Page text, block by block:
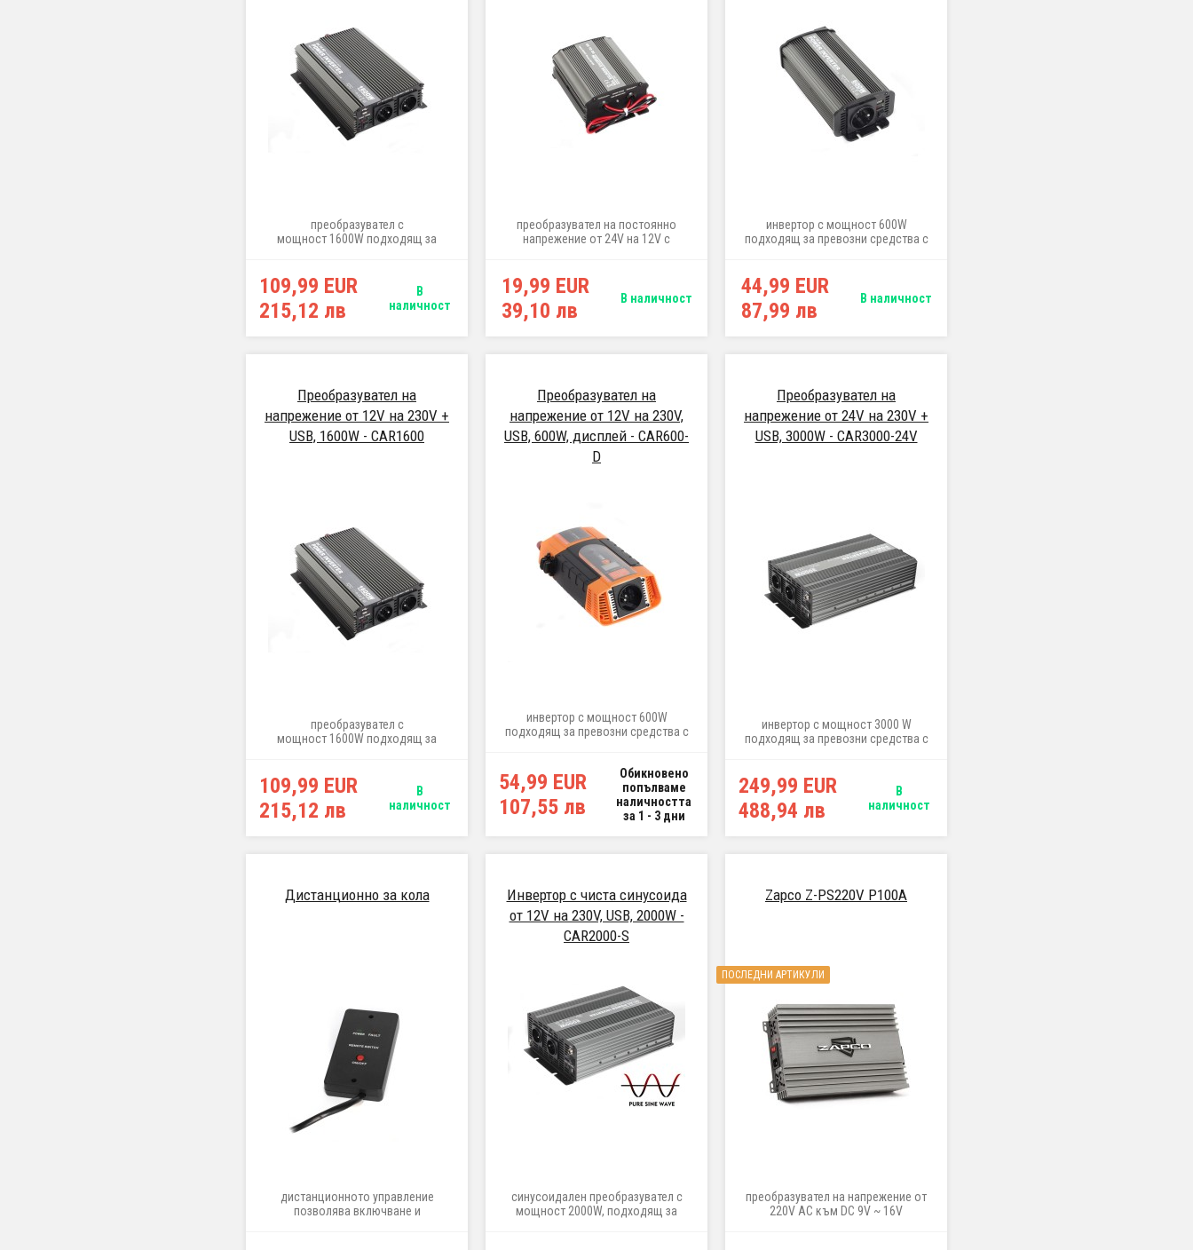
преобразувател с
мощност 1600W подходящ за
109,99 EUR
215,12 лв
В
наличност
преобразувател на постоянно
напрежение от 24V на 12V с
19,99 EUR
39,10 лв
В наличност
инвертор с мощност 600W
подходящ за превозни средства с
на малки електроуреди 230V като
помпи, лампи и др.
44,99 EUR
87,99 лв
В наличност
Преобразувател на
напрежение от 12V на 230V +
USB, 1600W - CAR1600
преобразувател с
мощност 1600W подходящ за
109,99 EUR
215,12 лв
В
наличност
Преобразувател на
напрежение от 12V на 230V,
USB, 600W, дисплей - CAR600-
D
инвертор с мощност 600W
подходящ за превозни средства с
на малки електроуреди 230V като
помпи, лампи и др.
54,99 EUR
107,55 лв
Обикновено
попълваме
наличността
за 1 - 3 дни
Преобразувател на
напрежение от 24V на 230V +
USB, 3000W - CAR3000-24V
инвертор с мощност 3000 W
подходящ за превозни средства с
уреди 230V като микровълнови
фурни, електрически чайници,
бойлери, помпи, лампи, ръчни
инструменти, хладилници
249,99 EUR
488,94 лв
В
наличност
Дистанционно за кола
дистанционното управление
позволява включване и
Инвертор с чиста синусоида
от 12V на 230V, USB, 2000W -
CAR2000-S
синусоидален преобразувател с
мощност 2000W, подходящ за
Zapco Z-PS220V P100A
ПОСЛЕДНИ АРТИКУЛИ
преобразувател на напрежение от
220V AC към DC 9V ~ 16V